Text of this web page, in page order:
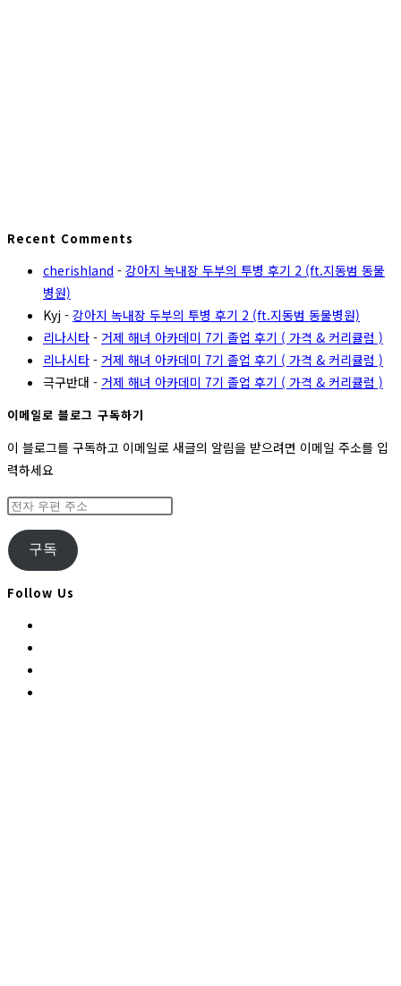
Recent Comments
cherishland - 강아지 녹내장 두부의 투병 후기 2 (ft.지동범 동물
병원)
Kyj - 강아지 녹내장 두부의 투병 후기 2 (ft.지동범 동물병원)
리나시타 - 거제 해녀 아카데미 7기 졸업 후기 ( 가격 & 커리큘럼 )
리나시타 - 거제 해녀 아카데미 7기 졸업 후기 ( 가격 & 커리큘럼 )
극구반대 - 거제 해녀 아카데미 7기 졸업 후기 ( 가격 & 커리큘럼 )
이메일로 블로그 구독하기
이 블로그를 구독하고 이메일로 새글의 알림을 받으려면 이메일 주소를 입
력하세요
전
우
편
주
구독
Follow Us